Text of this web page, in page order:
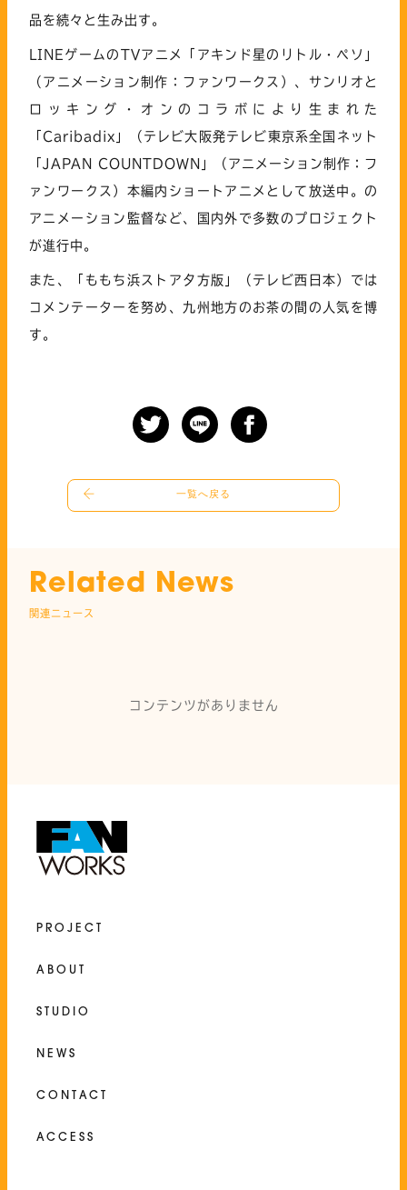
品を続々と生み出す。
LINEゲームのTVアニメ「アキンド星のリトル・ペソ」
（アニメーション制作：ファンワークス）、サンリオと
ロッキング・オンのコラボにより生まれた
「Caribadix」（テレビ大阪発テレビ東京系全国ネット
「JAPAN COUNTDOWN」（アニメーション制作：フ
ァンワークス）本編内ショートアニメとして放送中。の
アニメーション監督など、国内外で多数のプロジェクト
が進行中。
また、「ももち浜ストア夕方版」（テレビ西日本）では
コメンテーターを努め、九州地方のお茶の間の人気を博
す。
一覧へ戻る
Related News
関連ニュース
コンテンツがありません
PROJECT
ABOUT
STUDIO
NEWS
CONTACT
ACCESS